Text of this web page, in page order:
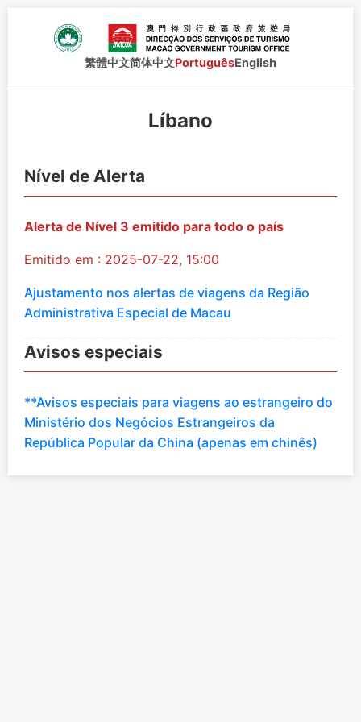
繁體中文简体中文PortuguêsEnglish
Líbano
Nível de Alerta
Alerta de Nível 3 emitido para todo o país
Emitido em : 2025-07-22, 15:00
Ajustamento nos alertas de viagens da Região
Administrativa Especial de Macau
Avisos especiais
**Avisos especiais para viagens ao estrangeiro do
Ministério dos Negócios Estrangeiros da
República Popular da China (apenas em chinês)